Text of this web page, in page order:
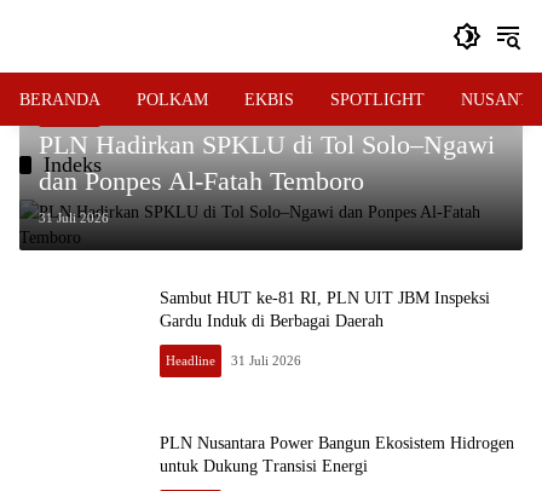
BERANDA POLKAM EKBIS SPOTLIGHT
Indeks
Headline
PLN Hadirkan SPKLU di Tol Solo–Ngawi
dan Ponpes Al-Fatah Temboro
31 Juli 2026
Sambut HUT ke-81 RI, PLN UIT JBM Inspeksi
Gardu Induk di Berbagai Daerah
Headline 31 Juli 2026
PLN Nusantara Power Bangun Ekosistem Hidrogen
untuk Dukung Transisi Energi